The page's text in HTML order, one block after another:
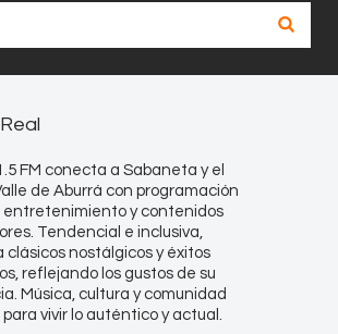
FM conecta a Sabaneta y el
de Aburrá con programación
entretenimiento y contenidos
Tendencial e inclusiva,
clásicos nostálgicos y éxitos
reflejando los gustos de su
Música, cultura y comunidad
vivir lo auténtico y actual.